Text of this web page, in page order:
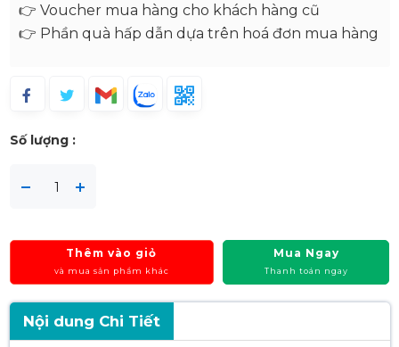
👉 Voucher mua hàng cho khách hàng cũ
👉 Phần quà hấp dẫn dựa trên hoá đơn mua hàng
Số lượng :
Thêm vào giỏ
và mua sản phẩm khác
Mua Ngay
Thanh toán ngay
Nội dung Chi Tiết